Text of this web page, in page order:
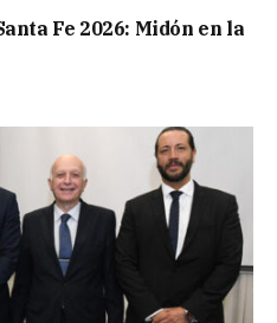
Fe 2026: Midón en la